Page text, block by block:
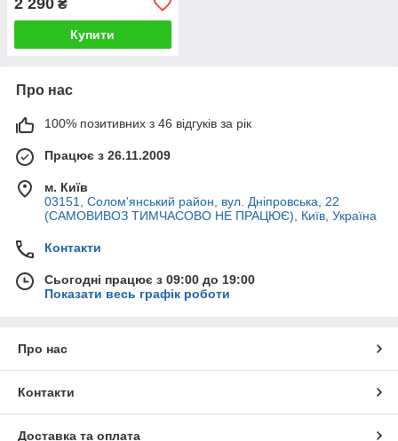
₴
Купити
Про нас
100% позитивних з 46 відгуків за рік
Працює з 26.11.2009
м. Київ
03151, Солом'янський район, вул. Дніпровська, 22
(САМОВИВОЗ ТИМЧАСОВО НЕ ПРАЦЮЄ), Київ, Україна
Контакти
Сьогодні працює з 09:00 до 19:00
Показати весь графік роботи
Про нас
Контакти
Доставка та оплата